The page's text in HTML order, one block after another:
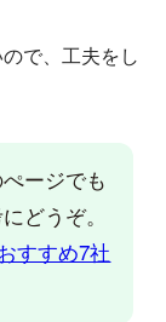
で、工夫をし
ージでも
どうぞ。
すすめ7社